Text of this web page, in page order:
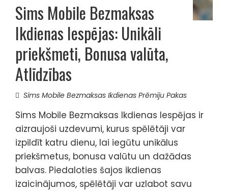
Sims Mobile Bezmaksas
Ikdienas Iespējas: Unikāli
priekšmeti, Bonusa valūta,
Atlīdzības
Sims Mobile Bezmaksas Ikdienas Prēmiju Pakas
Sims Mobile Bezmaksas Ikdienas Iespējas ir
aizraujoši uzdevumi, kurus spēlētāji var
izpildīt katru dienu, lai iegūtu unikālus
priekšmetus, bonusa valūtu un dažādas
balvas. Piedaloties šajos ikdienas
izaicinājumos, spēlētāji var uzlabot savu